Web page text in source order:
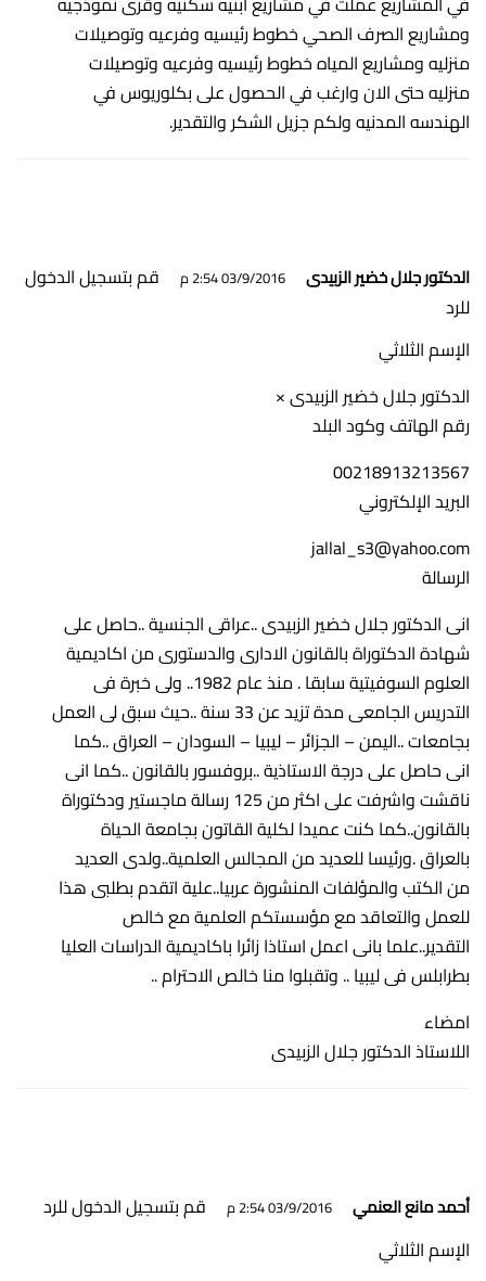
ومشاريع الصرف الصحي خطوط رئيسيه وفرعيه وتوصيلات
منزليه ومشاريع المياه خطوط رئيسيه وفرعيه وتوصيلات
منزليه حتى الان وارغب في الحصول على بكلوريوس في
الهندسه المدنيه ولكم جزيل الشكر والتقدير.
الدكتور جلال خضير الزبيدى 03/9/2016 2:54 م
قم بتسجيل الدخول
للرد
الإسم الثلاثي
الدكتور جلال خضير الزبيدى ×
رقم الهاتف وكود البلد
00218913213567
البريد الإلكتروني
jallal_s3@yahoo.com
الرسالة
انى الدكتور جلال خضير الزبيدى ..عراقى الجنسية ..حاصل على
شهادة الدكتوراة بالقانون الادارى والدستورى من اكاديمية
العلوم السوفيتية سابقا . منذ عام 1982.. ولى خبرة فى
التدريس الجامعى مدة تزيد عن 33 سنة ..حيث سبق لى العمل
بجامعات ..اليمن – الجزائر – ليبيا – السودان – العراق ..كما
انى حاصل على درجة الاستاذية ..بروفسور بالقانون ..كما انى
ناقشت واشرفت على اكثر من 125 رسالة ماجستير ودكتوراة
بالقانون..كما كنت عميدا لكلية القاتون بجامعة الحياة
بالعراق .ورئيسا للعديد من المجالس العلمية..ولدى العديد
من الكتب والمؤلفات المنشورة عربيا..علية اتقدم بطلبى هذا
للعمل والتعاقد مع مؤسستكم العلمية مع خالص
التقدير..علما بانى اعمل استاذا زائرا باكاديمية الدراسات العليا
بطرابلس فى ليبيا .. وتقبلوا منا خالص الاحترام ..
امضاء
اللاستاذ الدكتور جلال الزبيدى
أحمد مانع العنمي 03/9/2016 2:54 م
قم بتسجيل الدخول للرد
الإسم الثلاثي